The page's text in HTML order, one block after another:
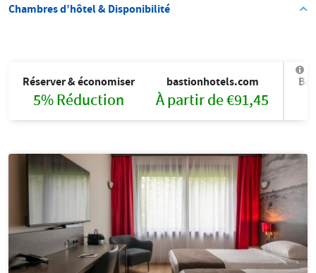
Chambres d’hôtel & Disponibilité
Réserver & économiser
5% Réduction
bastionhotels.com
À partir de €91,45